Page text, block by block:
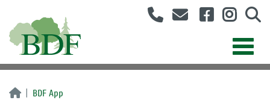
BDF App